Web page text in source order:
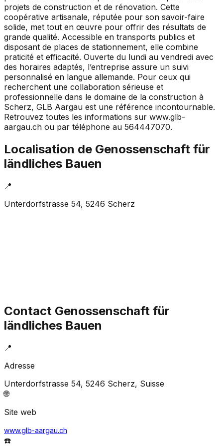
projets de construction et de rénovation. Cette
coopérative artisanale, réputée pour son savoir-faire
solide, met tout en œuvre pour offrir des résultats de
grande qualité. Accessible en transports publics et
disposant de places de stationnement, elle combine
praticité et efficacité. Ouverte du lundi au vendredi avec
des horaires adaptés, l’entreprise assure un suivi
personnalisé en langue allemande. Pour ceux qui
recherchent une collaboration sérieuse et
professionnelle dans le domaine de la construction à
Scherz, GLB Aargau est une référence incontournable.
Retrouvez toutes les informations sur www.glb-
aargau.ch ou par téléphone au 564447070.
Localisation de Genossenschaft für
ländliches Bauen
📍
Unterdorfstrasse 54, 5246 Scherz
Contact Genossenschaft für
ländliches Bauen
📍
Adresse
Unterdorfstrasse 54, 5246 Scherz, Suisse
🌐
Site web
www.glb-aargau.ch
☎️